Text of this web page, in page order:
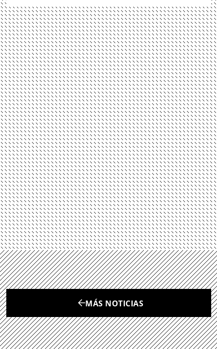
MÁS NOTICIAS